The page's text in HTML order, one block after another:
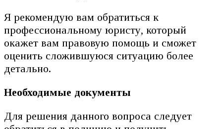
Я рекомендую вам обратиться к
профессиональному юристу, который
окажет вам правовую помощь и сможет
оценить сложившуюся ситуацию более
детально.
Необходимые документы
Для решения данного вопроса следует